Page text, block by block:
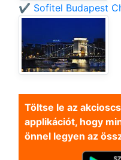
✔️ Sofitel Budapest
Töltse le az
applikációt, hogy
önnel legyen az